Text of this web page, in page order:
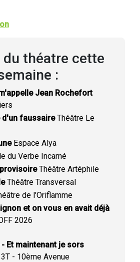
du théatre cette
:
Jean Rochefort
d'un faussaireThéâtre Le
Espace Alya
du Verbe Incarné
Théâtre Artéphile
Théâtre Transversal
de l'Oriflamme
et on vous en avait déjà
2026
Et maintenant je sors
- 10ème Avenue